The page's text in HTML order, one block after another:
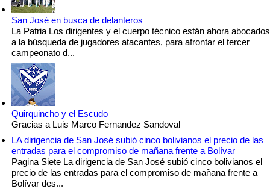
San José en busca de delanteros
La Patria Los dirigentes y el cuerpo técnico están ahora abocados
a la búsqueda de jugadores atacantes, para afrontar el tercer
campeonato d...
Quirquincho y el Escudo
Gracias a Luis Marco Fernandez Sandoval
LA dirigencia de San José subió cinco bolivianos el precio de las
entradas para el compromiso de mañana frente a Bolívar
Pagina Siete La dirigencia de San José subió cinco bolivianos el
precio de las entradas para el compromiso de mañana frente a
Bolívar des...